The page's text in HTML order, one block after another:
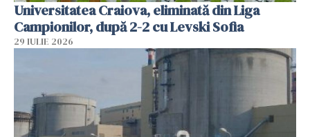
Universitatea Craiova, eliminată din Liga
Campionilor, după 2-2 cu Levski Sofia
29 IULIE 2026